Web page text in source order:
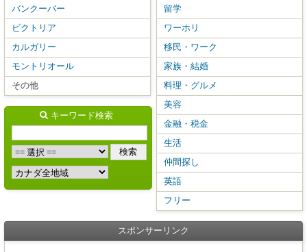
バンクーバー
ビクトリア
カルガリー
モントリオール
その他
留学
ワーホリ
移民・ワーク
家族・結婚
料理・グルメ
美容
金融・税金
生活
仲間探し
英語
フリー
キーワード検索
スポンサーリンク